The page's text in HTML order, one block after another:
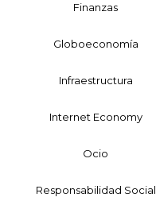
Finanzas
Globoeconomía
Infraestructura
Internet Economy
Ocio
Responsabilidad Social